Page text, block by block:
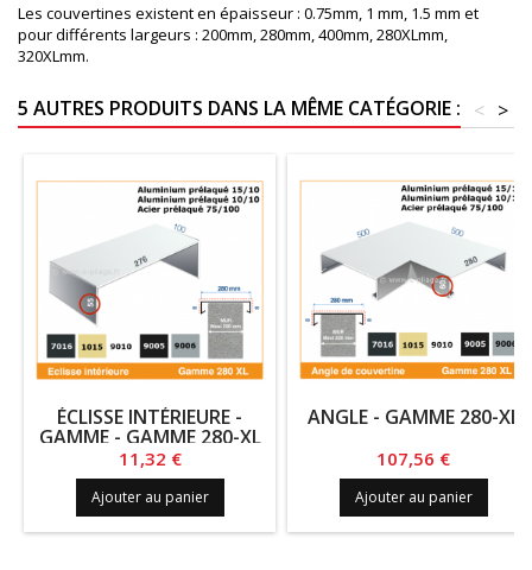
Les couvertines existent en épaisseur : 0.75mm, 1 mm, 1.5 mm et
pour différents largeurs : 200mm, 280mm, 400mm, 280XLmm,
320XLmm.
5 AUTRES PRODUITS DANS LA MÊME CATÉGORIE : >
<
ÉCLISSE INTÉRIEURE -
GAMME - GAMME 280-XL
Prix
11,32 €
Ajouter au panier
ANGLE - GAMME 280-XL
Prix
107,56 €
Ajouter au panier